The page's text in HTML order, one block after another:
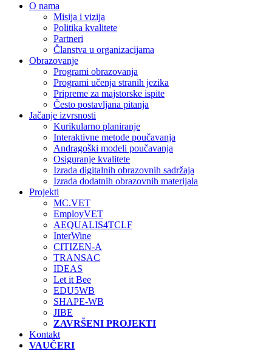
O nama
Misija i vizija
Politika kvalitete
Partneri
Članstva u organizacijama
Obrazovanje
Programi obrazovanja
Programi učenja stranih jezika
Pripreme za majstorske ispite
Često postavljana pitanja
Jačanje izvrsnosti
Kurikularno planiranje
Interaktivne metode poučavanja
Andragoški modeli poučavanja
Osiguranje kvalitete
Izrada digitalnih obrazovnih sadržaja
Izrada dodatnih obrazovnih materijala
Projekti
MC.VET
EmployVET
AEQUALIS4TCLF
InterWine
CITIZEN-A
TRANSAC
IDEAS
Let it Bee
EDU5WB
SHAPE-WB
JIBE
ZAVRŠENI PROJEKTI
Kontakt
VAUČERI